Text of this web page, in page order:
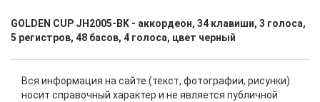
GOLDEN CUP JH2005-BK - аккордеон, 34 клавиши, 3 голоса,
5 регистров, 48 басов, 4 голоса, цвет черный
Вся информация на сайте (текст, фотографии, рисунки)
носит справочный характер и не является публичной